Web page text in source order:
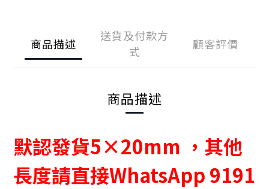
商品描述
送貨及付款方
式
顧客評價
商品描述
默認發貨5×20mm ，其他
長度請直接WhatsApp 9191